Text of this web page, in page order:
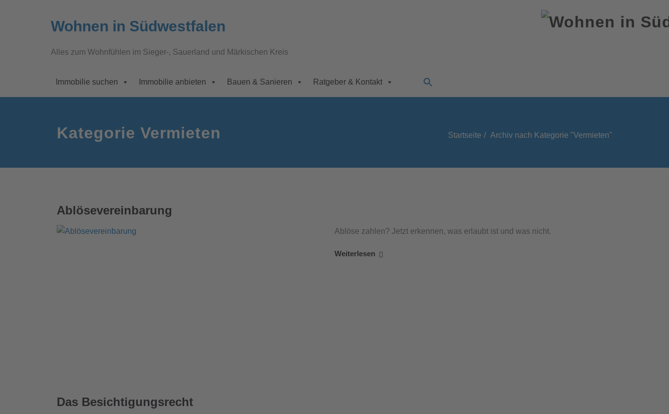
Wohnen in Südwestfalen
Alles zum Wohnfühlen im Sieger-, Sauerland und Märkischen Kreis
Immobilie suchen Immobilie anbieten Bauen & Sanieren Ratgeber & Kontakt
Kategorie Vermieten Startseite Archiv nach Kategorie "Vermieten"
Ablösevereinbarung
Ablöse zahlen? Jetzt erkennen, was erlaubt ist und was nicht.
Weiterlesen
Das Besichtigungsrecht